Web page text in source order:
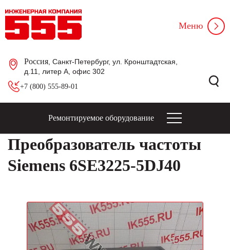
Россия , Санкт-Петербург, ул. Кронштадтская,
д.11, литер А, офис 302
+7 (800) 555-89-01
Меню
Ремонтируемое оборудование
Преобразователь частоты
Siemens 6SE3225-5DJ40